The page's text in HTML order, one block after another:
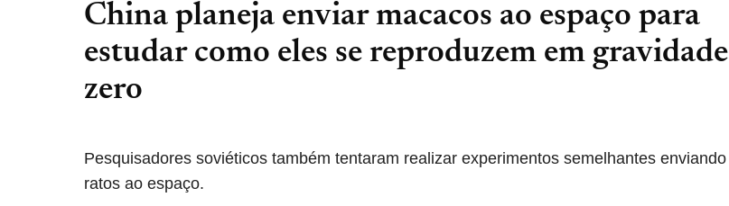
China planeja enviar macacos ao espaço para
estudar como eles se reproduzem em gravidade
zero
Pesquisadores soviéticos também tentaram realizar experimentos semelhantes enviando
ratos ao espaço.